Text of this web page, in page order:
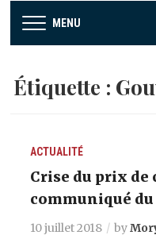
MENU
Étiquette :
ACTUALITÉ
Crise du prix de
communiqué
10 juillet 2018 by